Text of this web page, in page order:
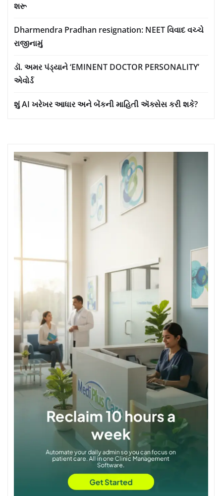
શરૂ
Dharmendra Pradhan resignation: NEET વિવાદ વચ્ચે
રાજીનામું
ડૉ. અમર પંડ્યાને ‘EMINENT DOCTOR PERSONALITY’
એવોર્ડ
શું AI ખરેખર આધાર અને બેંકની માહિતી ઍક્સેસ કરી શકે?